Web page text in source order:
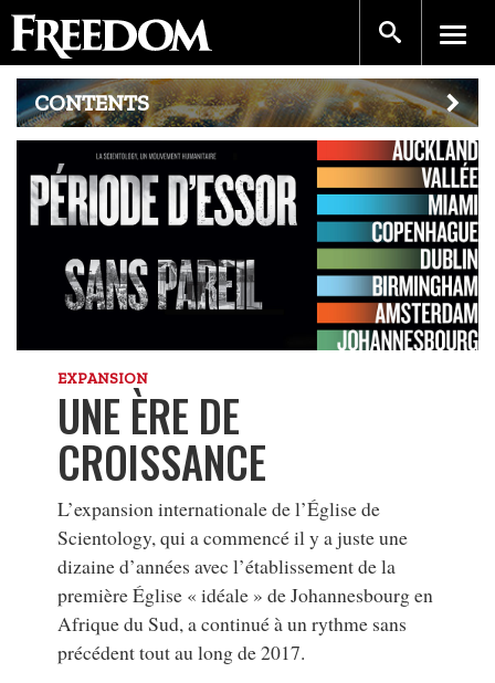
CONTENTS
EXPANSION
UNE ÈRE DE
CROISSANCE
L’expansion internationale de l’Église de
Scientology, qui a commencé il y a juste une
dizaine d’années avec l’établissement de la
première Église « idéale » de Johannesbourg en
Afrique du Sud, a continué à un rythme sans
précédent tout au long de 2017.